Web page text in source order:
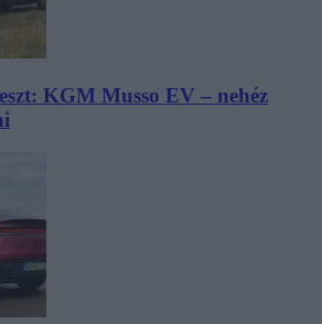
KGM Musso EV – nehéz